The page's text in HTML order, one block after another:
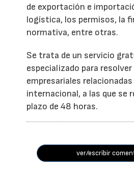
de exportación e
logística, los permisos, la
normativa, entre otras.
Se trata de un servicio
especializado para
empresariales
internacional, a las que se
plazo de 48 horas.
ver/escribir